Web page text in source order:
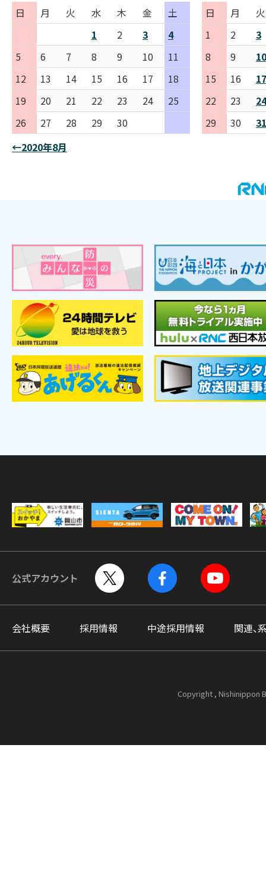
日
月 火 水 木 金
土
1
2 3
4
5
6 7 8 9 10
11
12
13 14 15 16 17
18
19
20 21 22 23 24
25
26
27 28 29 30
日 月
火
1
2
3
8
9
10
15
16
17
22
23
24
29
30
31
←2020年8月
公式アカウント
会社概要 採用情報 中途採用情報 関連、
Copyright , Nishinippon